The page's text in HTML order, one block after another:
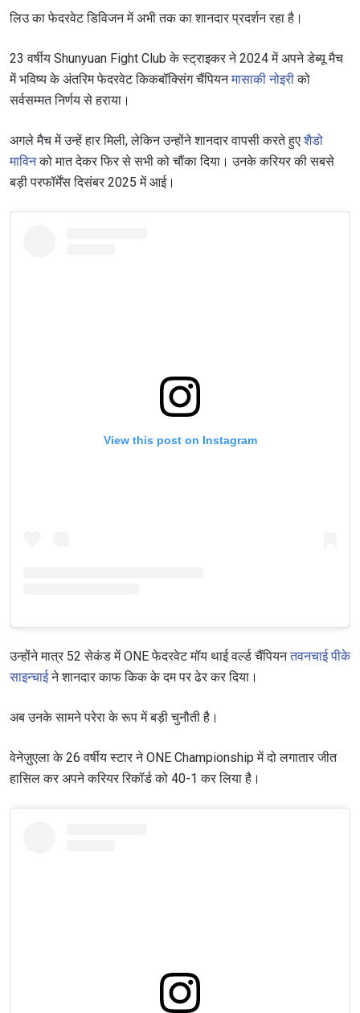
लिउ का फेदरवेट डिविजन में अभी तक का शानदार प्रदर्शन रहा है।
23 वर्षीय Shunyuan Fight Club के स्ट्राइकर ने 2024 में अपने डेब्यू मैच
में भविष्य के अंतरिम फेदरवेट किकबॉक्सिंग चैंपियनमासाकी नोइरीको
सर्वसम्मत निर्णय से हराया।
अगले मैच में उन्हें हार मिली, लेकिन उन्होंने शानदार वापसी करते हुएशैडो
माविनको मात देकर फिर से सभी को चौंका दिया। उनके करियर की सबसे
बड़ी परफॉर्मेंस दिसंबर 2025 में आई।
View this post on Instagram
उन्होंने मात्र 52 सेकंड में ONE फेदरवेट मॉय थाई वर्ल्ड चैंपियनतवनचाई पीके
साइन्चाईने शानदार काफ किक के दम पर ढेर कर दिया।
अब उनके सामने परेरा के रूप में बड़ी चुनौती है।
वेनेज़ुएला के 26 वर्षीय स्टार ने ONE Championship में दो लगातार जीत
हासिल कर अपने करियर रिकॉर्ड को 40-1 कर लिया है।